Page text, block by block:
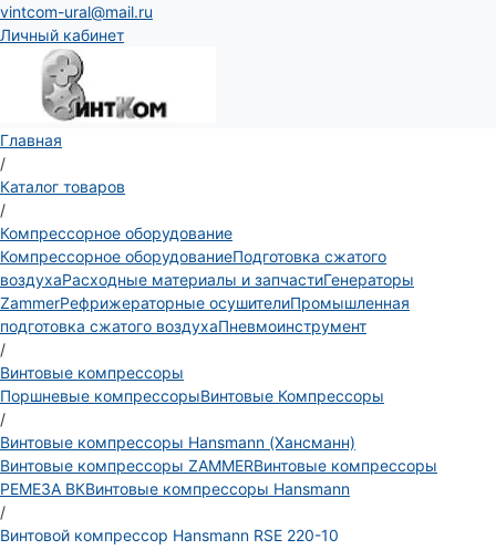
vintcom-ural@mail.ru
Личный кабинет
Главная
/
Каталог товаров
/
Компрессорное оборудование
Компрессорное оборудованиеПодготовка сжатого
воздухаРасходные материалы и запчастиГенераторы
ZammerРефрижераторные осушителиПромышленная
подготовка сжатого воздухаПневмоинструмент
/
Винтовые компрессоры
Поршневые компрессорыВинтовые Компрессоры
/
Винтовые компрессоры Hansmann (Хансманн)
Винтовые компрессоры ZAMMERВинтовые компрессоры
РЕМЕЗА ВКВинтовые компрессоры Hansmann
/
Винтовой компрессор Hansmann RSE 220-10